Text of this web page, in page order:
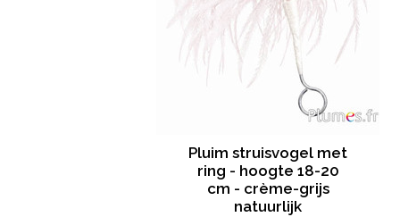
Pluim struisvogel met
ring - hoogte 18-20
cm - crème-grijs
natuurlijk